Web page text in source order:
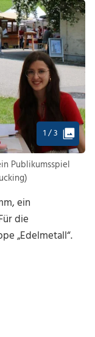
1 / 3
Publikumsspiel
ein
die
„Edelmetall“.